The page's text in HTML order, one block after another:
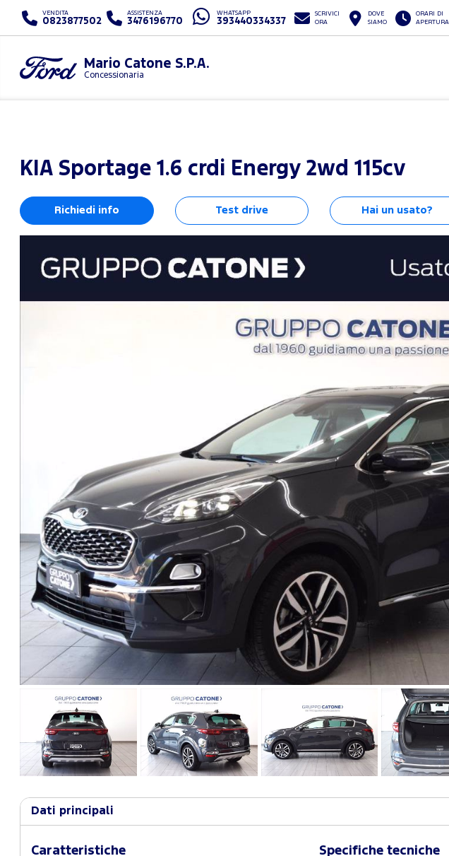
VENDITA
0823877502
ASSISTENZA
3476196770
WHATSAPP
393440334337
SCRIVICI
ORA
DOVE
SIAMO
ORARI DI
APERTURA
Mario Catone S.P.A.
Concessionaria
KIA Sportage 1.6 crdi Energy 2wd 115cv
Richiedi info Test drive Hai un usato?
Dati principali
Caratteristiche Specifiche tecniche